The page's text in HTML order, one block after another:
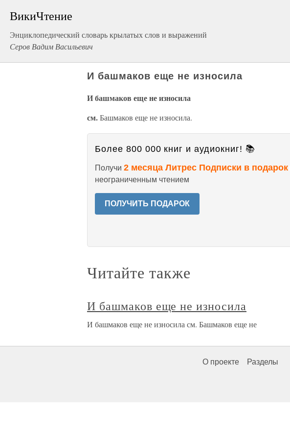
ВикиЧтение
Энциклопедический словарь крылатых слов и выражений
Серов Вадим Васильевич
И башмаков еще не износила
И башмаков еще не износила
см.Башмаков еще не износила.
Более 800 000 книг и аудиокниг! 📚
Получи 2 месяца Литрес Подписки в подарок
неограниченным чтением
ПОЛУЧИТЬ ПОДАРОК
Читайте также
И башмаков еще не износила
И башмаков еще не износила см. Башмаков еще не
О проекте Разделы